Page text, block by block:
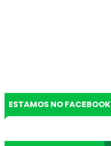
ESTAMOS NO FACEBOOK